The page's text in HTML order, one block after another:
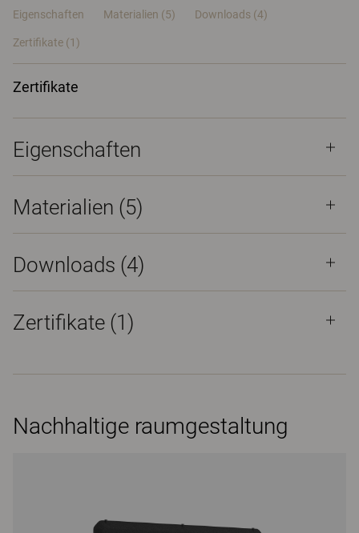
Eigenschaften Materialien (5) Downloads (4)
Zertifikate (1)
Zertifikate
Eigenschaften
Materialien (5)
Downloads (4)
Zertifikate (1 )
Nachhaltige raumgestaltung